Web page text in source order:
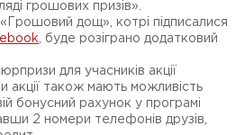
грошових призів».
«Грошовий дощ», котрі підписалися
, буде розіграно додатковий
для учасників акції
також мають можливість
бонусний рахунок у програмі
2 номери телефонів друзів,